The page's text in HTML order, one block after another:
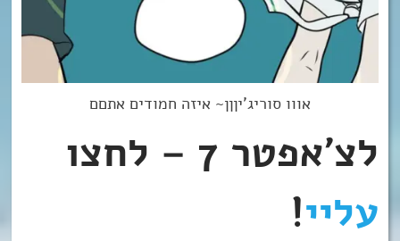
אווו סוריג’יןןן~ איזה חמודים אתםם
לצ’אפטר 7 – לחצו
עליי!